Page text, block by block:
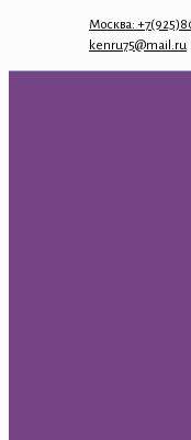
Москва:
kenru75@mail.ru